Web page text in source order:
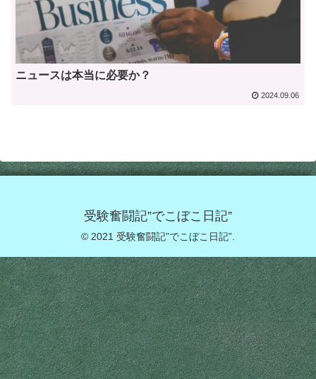
ニュースは本当に必要か？
2024.09.06
受験奮闘記”でこぼこ日記”
© 2021 受験奮闘記”でこぼこ日記”.